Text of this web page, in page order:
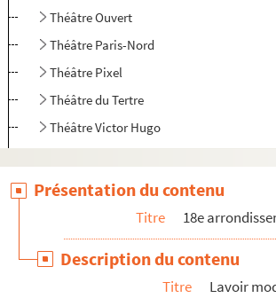
Théâtre Ouvert
Théâtre Paris-Nord
Théâtre Pixel
Théâtre du Tertre
Théâtre Victor Hugo
Le Trianon
Le Trianon lyrique
Les Trois Baudets
19e arrondissement
Présentation du contenu
Titre 18e
Description du contenu
Titre
Lavoir